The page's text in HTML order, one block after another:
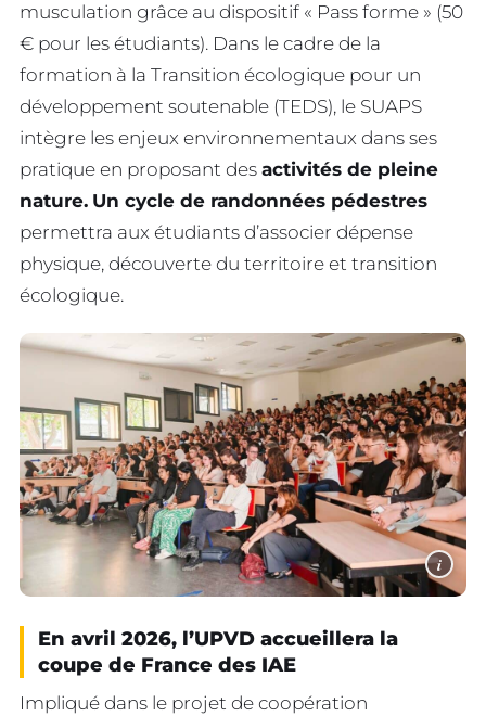
musculation grâce au dispositif « Pass forme » (50
€ pour les étudiants). Dans le cadre de la
formation à la Transition écologique pour un
développement soutenable (TEDS), le SUAPS
intègre les enjeux environnementaux dans ses
pratique en proposant des activités de pleine
nature. Un cycle de randonnées pédestres
permettra aux étudiants d’associer dépense
physique, découverte du territoire et transition
écologique.
i
En avril 2026, l’UPVD accueillera la
coupe de France des IAE
Impliqué dans le projet de coopération